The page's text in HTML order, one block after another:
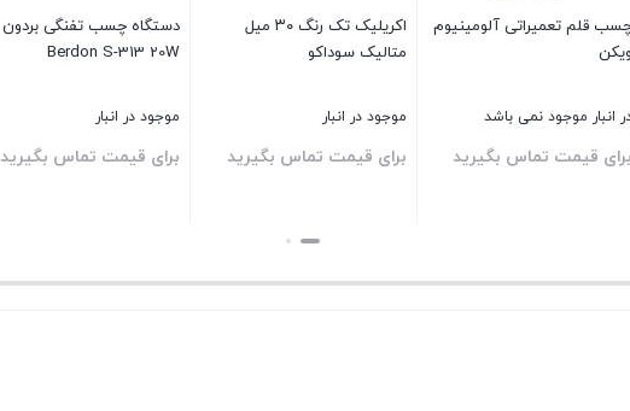
قلم تعمیراتی آلومینیوم
ویکن
انبار موجود نمی باشد
برای قیمت تماس بگیرید
اکریلیک تک رنگ ۳۰ میل
متالیک سوداکو
موجود در انبار
برای قیمت تماس بگیرید
دستگاه چسب تفنگی بردون
Berdon S-313 20W
موجود در انبار
برای قیمت تماس بگیرید